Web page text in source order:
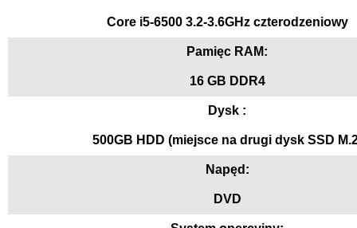
Core i5-6500 3.2-3.6GHz czterodzeniowy
Pamięc RAM:
16 GB DDR4
Dysk :
500GB HDD (miejsce na drugi dysk SSD
Napęd:
DVD